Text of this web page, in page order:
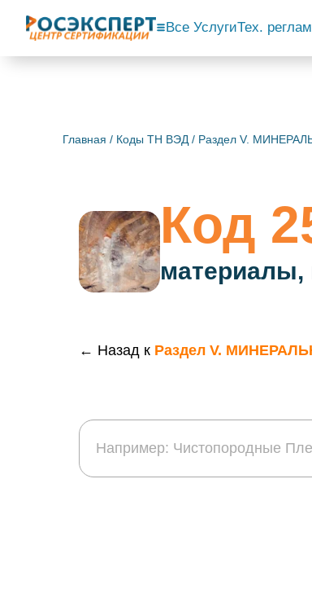
Все УслугиТех.
Главная / Коды ТН ВЭД / Раздел V.
Код
материалы,
← Назад к Раздел V.